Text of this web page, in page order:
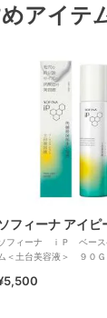
アイテ
ソフィーナ アイピ
フィーナ ｉＰ ベー
ム＜土台美容液＞ ９０Ｇ